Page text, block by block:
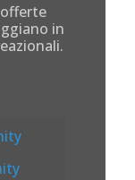
in